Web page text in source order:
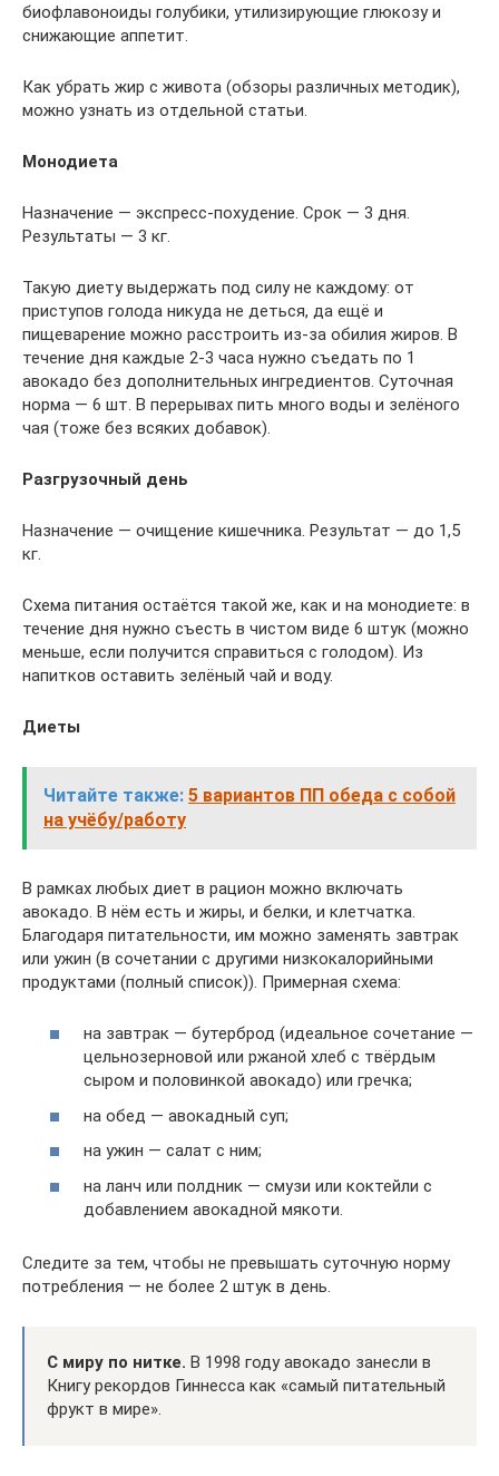
биофлавоноиды голубики, утилизирующие глюкозу и
снижающие аппетит.
Как убрать жир с живота (обзоры различных методик),
можно узнать из отдельной статьи.
Монодиета
Назначение — экспресс-похудение. Срок — 3 дня.
Результаты — 3 кг.
Такую диету выдержать под силу не каждому: от
приступов голода никуда не деться, да ещё и
пищеварение можно расстроить из-за обилия жиров. В
течение дня каждые 2-3 часа нужно съедать по 1
авокадо без дополнительных ингредиентов. Суточная
норма — 6 шт. В перерывах пить много воды и зелёного
чая (тоже без всяких добавок).
Разгрузочный день
Назначение — очищение кишечника. Результат — до 1,5
кг.
Схема питания остаётся такой же, как и на монодиете: в
течение дня нужно съесть в чистом виде 6 штук (можно
меньше, если получится справиться с голодом). Из
напитков оставить зелёный чай и воду.
Диеты
Читайте также: 5 вариантов ПП обеда с собой
на учёбу/работу
В рамках любых диет в рацион можно включать
авокадо. В нём есть и жиры, и белки, и клетчатка.
Благодаря питательности, им можно заменять завтрак
или ужин (в сочетании с другими низкокалорийными
продуктами (полный список)). Примерная схема:
на завтрак — бутерброд (идеальное сочетание —
цельнозерновой или ржаной хлеб с твёрдым
сыром и половинкой авокадо) или гречка;
на обед — авокадный суп;
на ужин — салат с ним;
на ланч или полдник — смузи или коктейли с
добавлением авокадной мякоти.
Следите за тем, чтобы не превышать суточную норму
потребления — не более 2 штук в день.
С миру по нитке. В 1998 году авокадо занесли в
Книгу рекордов Гиннесса как «самый питательный
фрукт в мире».